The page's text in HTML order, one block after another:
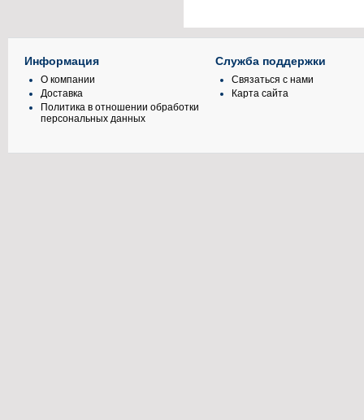
Информация
О компании
Доставка
Политика в отношении обработки
персональных данных
Служба поддержки
Связаться с нами
Карта сайта